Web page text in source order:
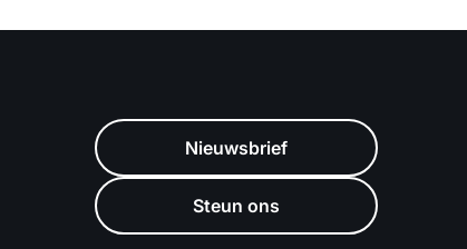
Nieuwsbrief
Steun ons